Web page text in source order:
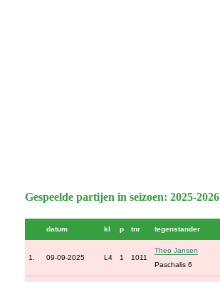
Gespeelde partijen in seizoen: 2025-2026
datum kl p tnr tegenstander
1. 09-09-2025 L4 1 1011
Theo Jansen
Paschalis 6